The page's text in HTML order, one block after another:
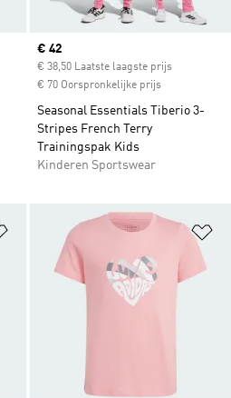
Current price
€ 42
€ 38,50 Laatste laagste prijs
€ 70 Oorspronkelijke prijs
Seasonal Essentials Tiberio 3-
Stripes French Terry
Trainingspak Kids
Kinderen Sportswear
Op verlanglijst zetten